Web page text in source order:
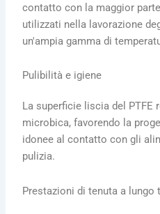
contatto con la maggior
utilizzati nella lavorazione
un'ampia gamma di
Pulibilità e igiene
La superficie liscia del PTFE
microbica, favorendo la
idonee al contatto con gli
pulizia.
Prestazioni di tenuta a lungo